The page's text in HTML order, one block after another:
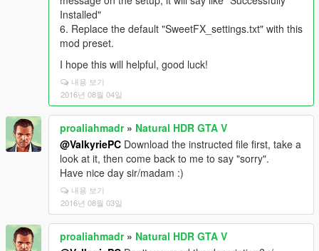
Installed"
6. Replace the default "SweetFX_settings.txt" with this
mod preset.
I hope this will helpful, good luck!
내용 보기
2016년 08월 04일
proaliahmadr» Natural HDR GTA V
@ValkyriePC Download the instructed file first, take a
look at it, then come back to me to say "sorry".
Have nice day sir/madam :)
내용 보기
2016년 08월 03일
proaliahmadr» Natural HDR GTA V